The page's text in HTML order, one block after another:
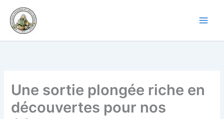
contenu
Une sortie plongée riche en
découvertes pour nos